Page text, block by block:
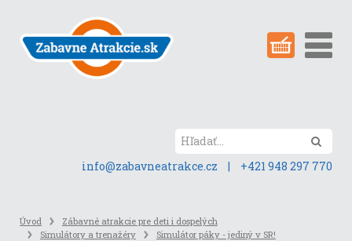
obsah
stránky
info@zabavneatrakce.cz
| +421 948 297 770
Úvod
Zábavné atrakcie pre deti i dospelých
Simulátory a trenažéry
Simulátor páky - jediný v SR!